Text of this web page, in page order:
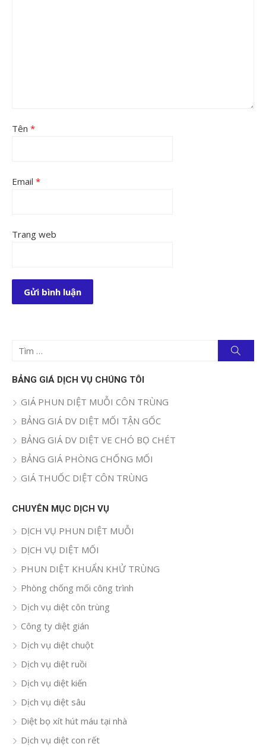
Tên *
Email *
Trang web
Tìm
quả
kiếm
BẢNG GIÁ DỊCH VỤ CHÚNG TÔI
GIÁ PHUN DIỆT MUỖI CÔN TRÙNG
BẢNG GIÁ DV DIỆT MỐI TẬN GỐC
BẢNG GIÁ DV DIỆT VE CHÓ BỌ CHÉT
BẢNG GIÁ PHÒNG CHỐNG MỐI
GIÁ THUỐC DIỆT CÔN TRÙNG
CHUYÊN MỤC DỊCH VỤ
DỊCH VỤ PHUN DIỆT MUỖI
DỊCH VỤ DIỆT MỐI
PHUN DIỆT KHUẨN KHỬ TRÙNG
Phòng chống mối công trình
Dịch vụ diệt côn trùng
Công ty diệt gián
Dịch vụ diệt chuột
Dịch vụ diệt ruồi
Dịch vụ diệt kiến
Dịch vụ diệt sâu
Diệt bọ xít hút máu tại nhà
Dịch vụ diệt con rết